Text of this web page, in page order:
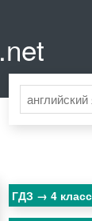
.net
ГДЗ 4 класс